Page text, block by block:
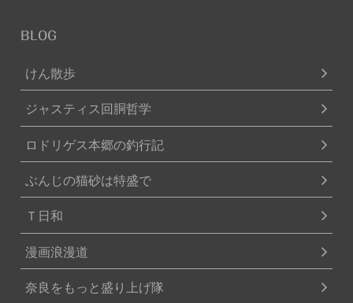
BLOG
けん散歩
ジャスティス回胴哲学
ロドリゲス本郷の釣行記
ぶんじの猫砂は特盛で
Ｔ日和
漫画浪漫道
奈良をもっと盛り上げ隊